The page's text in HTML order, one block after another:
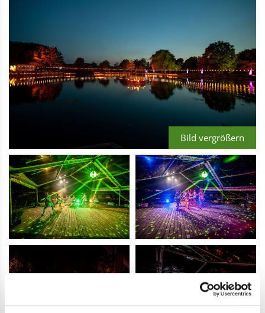
Bild vergrößern